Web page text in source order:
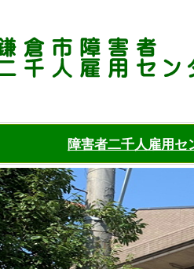
障害者二千人雇用セ